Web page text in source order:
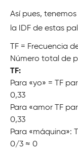
Así pues,
la IDF de estas
TF = Frecuencia
Número total de
TF:
Para «yo» = TF
0,33
Para «amor TF
0,33
Para «máquina»:
0/3 ≈ 0